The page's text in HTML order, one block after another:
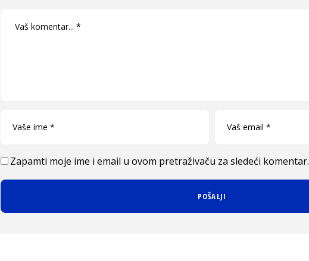
Zapamti moje ime i email u ovom pretraživaču za sledeći komentar.